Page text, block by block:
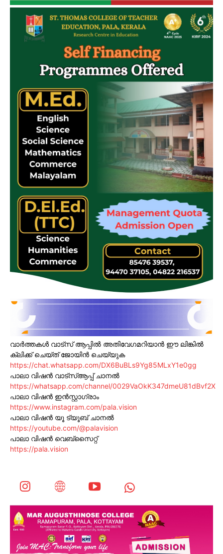
വാർത്തകൾ വാട്സ് ആപ്പിൽ അതിവേഗമറിയാൻ ഈ ലിങ്കിൽ
ക്ലിക്ക് ചെയ്ത് ജോയിൻ ചെയ്യുക
https://chat.whatsapp.com/DX6BuBLs9Yg85MLxY1e0gg
പാലാ വിഷൻ വാട്സ്ആപ്പ് ചാനൽ
https://whatsapp.com/channel/0029VaOkK347dmeU81dBvf2X
പാലാ വിഷൻ ഇൻസ്റ്റാഗ്രാം
https://www.instagram.com/pala.vision
പാലാ വിഷൻ യൂ ട്യൂബ് ചാനൽ
https://youtube.com/@palavision
പാലാ വിഷൻ വെബ്സൈറ്റ്
https://pala.vision